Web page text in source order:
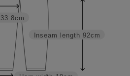
Inseam length 92cm
33.8cm